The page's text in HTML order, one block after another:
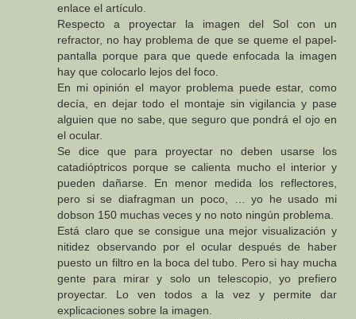
enlace el artículo.
Respecto a proyectar la imagen del Sol con un
refractor, no hay problema de que se queme el papel-
pantalla porque para que quede enfocada la imagen
hay que colocarlo lejos del foco.
En mi opinión el mayor problema puede estar, como
decía, en dejar todo el montaje sin vigilancia y pase
alguien que no sabe, que seguro que pondrá el ojo en
el ocular.
Se dice que para proyectar no deben usarse los
catadióptricos porque se calienta mucho el interior y
pueden dañarse. En menor medida los reflectores,
pero si se diafragman un poco, … yo he usado mi
dobson 150 muchas veces y no noto ningún problema.
Está claro que se consigue una mejor visualización y
nitidez observando por el ocular después de haber
puesto un filtro en la boca del tubo. Pero si hay mucha
gente para mirar y solo un telescopio, yo prefiero
proyectar. Lo ven todos a la vez y permite dar
explicaciones sobre la imagen.